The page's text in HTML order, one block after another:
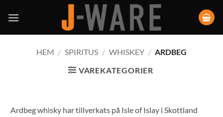
HEM / SPIRITUS / WHISKEY / ARDBEG
VAREKATEGORIER
Ardbeg whisky har tillverkats på Isle of Islay i Skottland